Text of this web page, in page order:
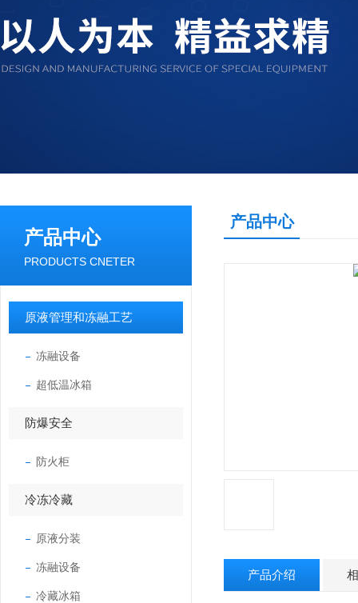
产品中心
PRODUCTS CNETER
原液管理和冻融工艺
冻融设备
超低温冰箱
防爆安全
防火柜
冷冻冷藏
原液分装
冻融设备
冷藏冰箱
产品中心
产品介绍